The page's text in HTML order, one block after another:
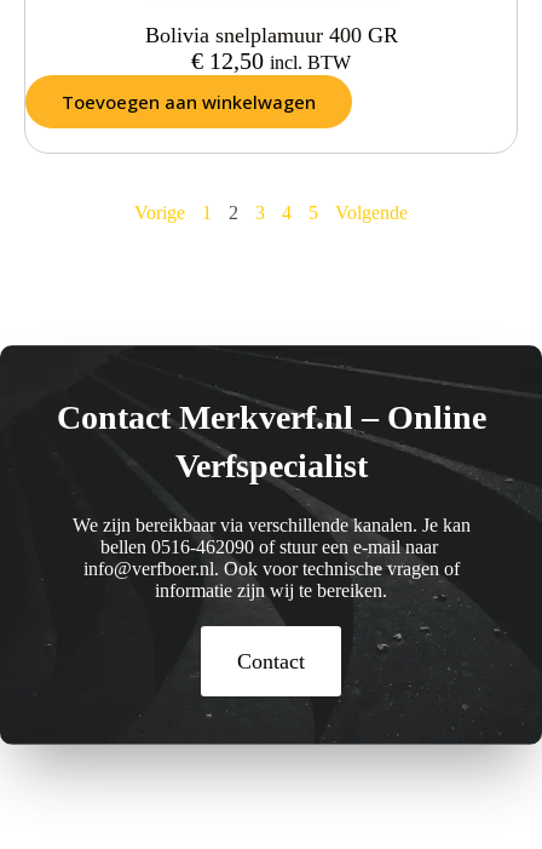
Bolivia snelplamuur 400 GR
€ 12,50 incl. BTW
Toevoegen aan winkelwagen
Vorige 1 2 3 4 5 Volgende
Contact Merkverf.nl – Online
Verfspecialist
We zijn bereikbaar via verschillende kanalen. Je kan
bellen 0516-462090 of stuur een e-mail naar
info@verfboer.nl. Ook voor technische vragen of
informatie zijn wij te bereiken.
Contact